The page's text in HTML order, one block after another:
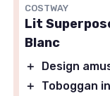
COSTWAY
Lit
Blanc
＋ Design
＋
Toboggan